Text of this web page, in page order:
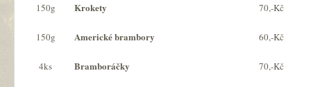
150g Krokety 70,-Kč
150g Americké brambory 60,-Kč
4ks Bramboráčky 70,-Kč